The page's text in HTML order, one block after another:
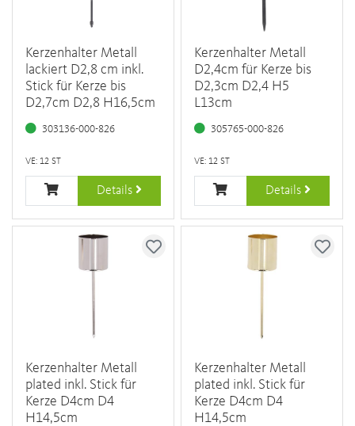
Kerzenhalter Metall
lackiert D2,8 cm inkl.
Stick für Kerze bis
D2,7cm D2,8 H16,5cm
303136-000-826
VE: 12 ST
Details
Kerzenhalter Metall
D2,4cm für Kerze bis
D2,3cm D2,4 H5
L13cm
305765-000-826
VE: 12 ST
Details
Kerzenhalter Metall
plated inkl. Stick für
Kerze D4cm D4
H14,5cm
Kerzenhalter Metall
plated inkl. Stick für
Kerze D4cm D4
H14,5cm